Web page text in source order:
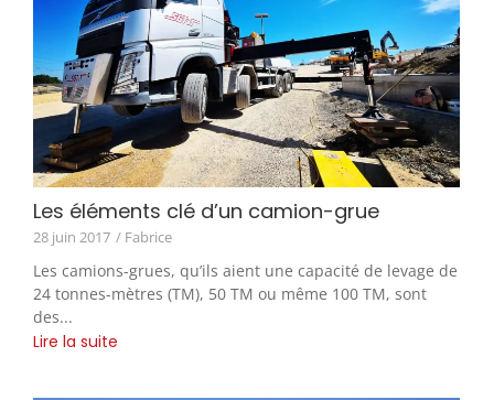
Les éléments clé d’un camion-grue
28 juin 2017 / Fabrice
Les camions-grues, qu’ils aient une capacité de levage de
24 tonnes-mètres (TM), 50 TM ou même 100 TM, sont
des...
Lire la suite